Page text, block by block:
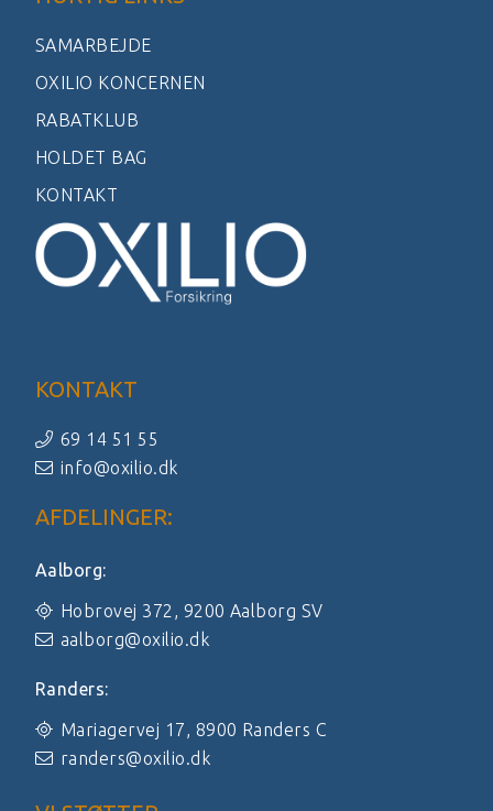
SAMARBEJDE
OXILIO KONCERNEN
RABATKLUB
HOLDET BAG
KONTAKT
KONTAKT
69 14 51 55
info@oxilio.dk
AFDELINGER:
Aalborg:
Hobrovej 372, 9200 Aalborg SV
aalborg@oxilio.dk
Randers:
Mariagervej 17, 8900 Randers C
randers@oxilio.dk